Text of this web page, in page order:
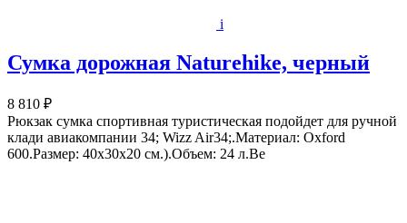
i
Сумка дорожная Naturehike, черный
8 810 ₽
Рюкзак сумка спортивная туристическая подойдет для ручной
клади авиакомпании 34; Wizz Air34;.Материал: Oxford
600.Размер: 40х30х20 см.).Объем: 24 л.Ве